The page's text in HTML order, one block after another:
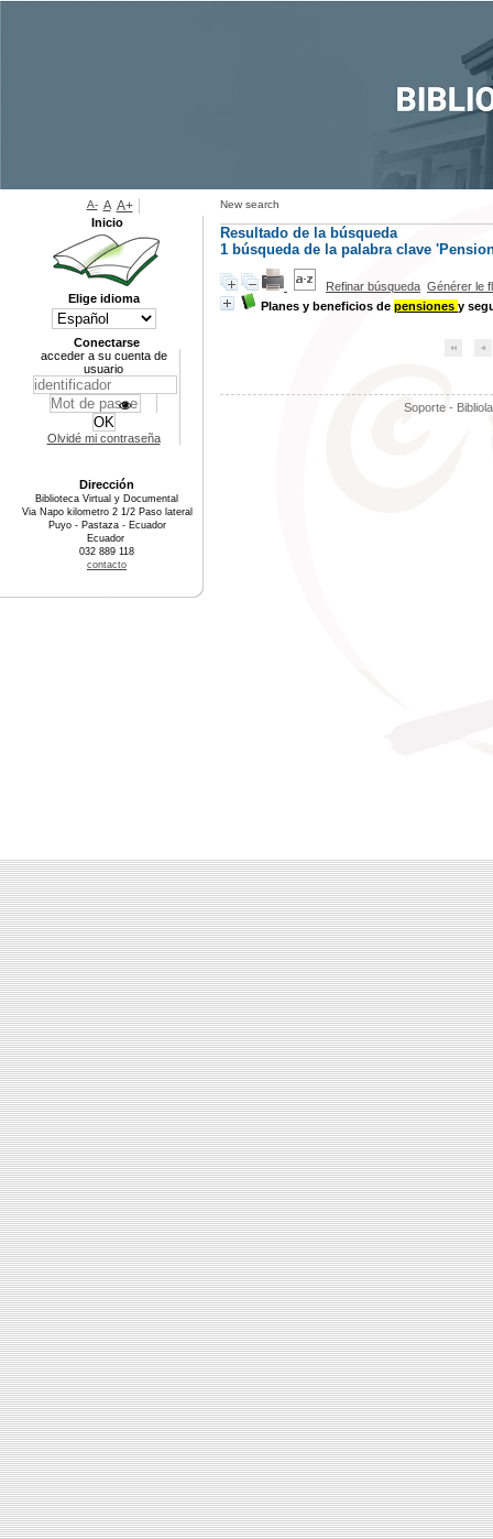
New search
Resultado de la búsqueda
1 búsqueda de la palabra clave
Refinar búsqueda Générer le
Planes y beneficios de pensiones y
Soporte -
A- A A+
Inicio
Elige idioma
Conectarse
acceder a su cuenta de
usuario
Olvidé mi contraseña
Dirección
Biblioteca Virtual y Documental
Via Napo kilometro 2 1/2 Paso lateral
Puyo - Pastaza - Ecuador
Ecuador
032 889 118
contacto